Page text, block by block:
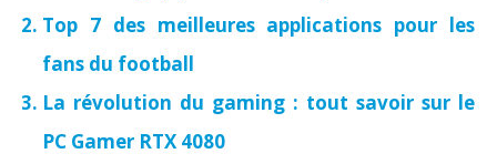
Top 7 des meilleures applications pour les
fans du football
La révolution du gaming : tout savoir sur le
PC Gamer RTX 4080